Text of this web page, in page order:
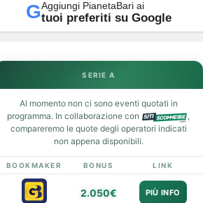
GAggiungi PianetaBari ai
tuoi preferiti su Google
SERIE A
Al momento non ci sono eventi quotati in
programma. In collaborazione con
,
compareremo le quote degli operatori indicati
non appena disponibili.
BOOKMAKER BONUS LINK
2.050€ PIÙ INFO